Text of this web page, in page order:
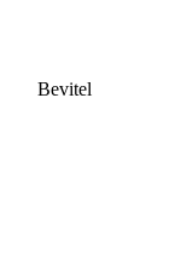
Bevitel